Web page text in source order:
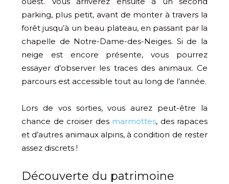
parking, plus petit, avant de monter à travers la
forêt jusqu’à un beau plateau, en passant par la
chapelle de Notre-Dame-des-Neiges. Si de la
neige est encore présente, vous pourrez
essayer d’observer les traces des animaux. Ce
parcours est accessible tout au long de l’année.
Lors de vos sorties, vous aurez peut-être la
chance de croiser des marmottes, des rapaces
et d’autres animaux alpins, à condition de rester
assez discrets !
Découverte du patrimoine